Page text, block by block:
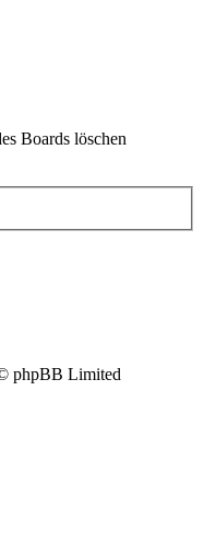
Boards löschen
phpBB Limited